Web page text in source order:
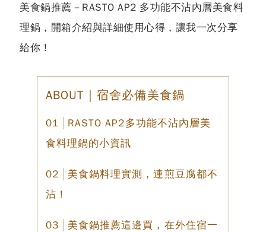
美食鍋推薦－RASTO AP2 多功能不沾內層美食料
理鍋 ，開箱介紹與詳細使用心得，讓我一次分享
給你！
ABOUT｜宿舍必備美食鍋
RASTO AP2多功能不沾內層美
食料理鍋的小資訊
美食鍋料理實測，連煎豆腐都不
沾！
美食鍋推薦這邊買，在外住宿一